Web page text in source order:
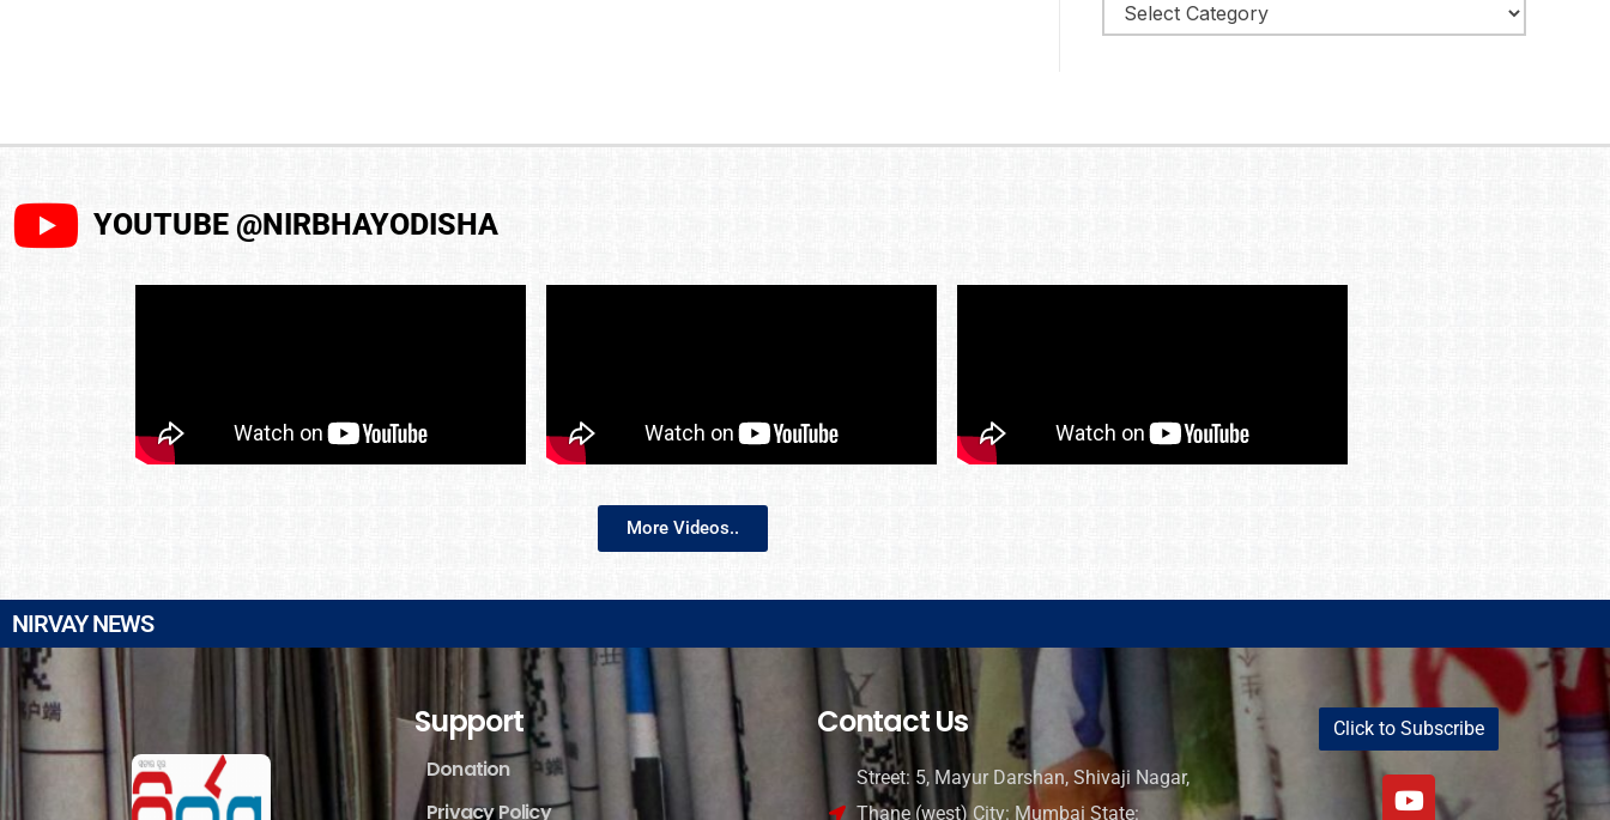
YOUTUBE @NIRBHAYODISHA
More Videos..
NIRVAY NEWS
Support
Donation
Privacy Policy
Contact Us
Street: 5, Mayur Darshan, Shivaji Nagar,
Thane (west) City: Mumbai State:
Click to Subscribe